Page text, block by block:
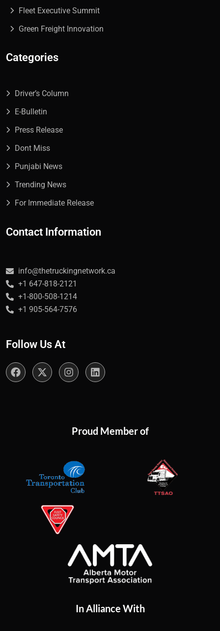
Fleet Executive Summit
Green Freight Innovation
Categories
Driver’s Column
E-Bulletin
Press Release
Dont Miss
Punjabi News
Trending News
For Immediate Release
Contact Information
info@thetruckingnetwork.ca
+1 647-818-2121
+1-800-508-1214
+1 905-564-7576
Follow Us At
Proud Member of
In Alliance With